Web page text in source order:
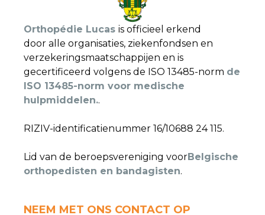
Orthopédie Lucas is officieel erkend
door alle organisaties, ziekenfondsen en
verzekeringsmaatschappijen en is
gecertificeerd volgens de ISO 13485-norm de
ISO 13485-norm voor medische
hulpmiddelen..
RIZIV-identificatienummer 16/10688 24 115.
Lid van de beroepsvereniging voorBelgische
orthopedisten en bandagisten.
NEEM MET ONS CONTACT OP